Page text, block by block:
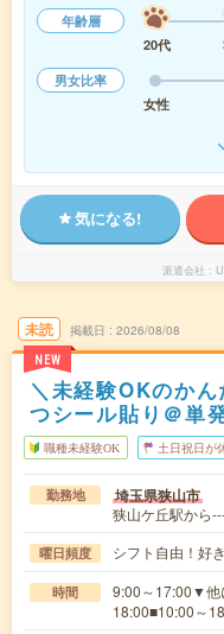
年齢層
20代
男女比率
女性
気になる!
派遣会社
未読
NEW
掲載日 2026/08/08
＼未経験OKのか
つシール貼り＠単
職種未経験OK 土日祝日が
勤務地 埼玉県狭山市
狭山ケ丘駅から
曜日頻度 シフト自由！好
時間
9:00～17:00▼他
18:00■10:00～